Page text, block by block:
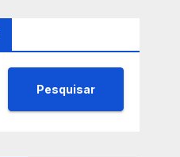
Pesquisar